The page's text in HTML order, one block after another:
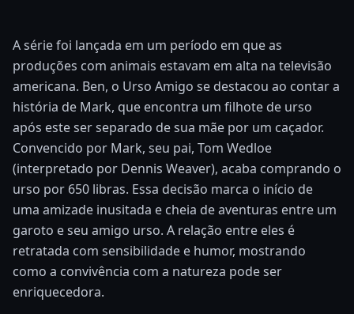
A série foi lançada em um período em que as
produções com animais estavam em alta na televisão
americana. Ben, o Urso Amigo se destacou ao contar a
história de Mark, que encontra um filhote de urso
após este ser separado de sua mãe por um caçador.
Convencido por Mark, seu pai, Tom Wedloe
(interpretado por Dennis Weaver), acaba comprando o
urso por 650 libras. Essa decisão marca o início de
uma amizade inusitada e cheia de aventuras entre um
garoto e seu amigo urso. A relação entre eles é
retratada com sensibilidade e humor, mostrando
como a convivência com a natureza pode ser
enriquecedora.